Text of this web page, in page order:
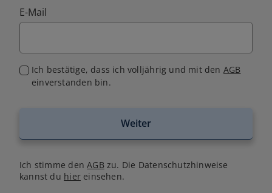
E-Mail
Ich bestätige, dass ich volljährig und mit den AGB
einverstanden bin.
Weiter
Ich stimme denAGB zu. Die Datenschutzhinweise
kannst du hiereinsehen.